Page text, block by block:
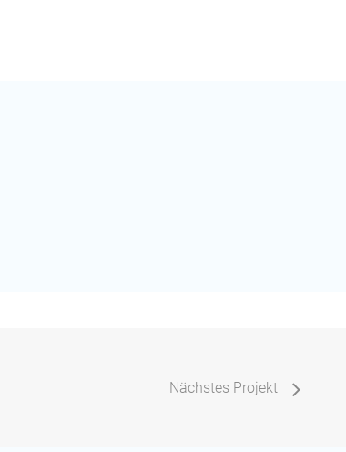
Nächstes Projekt